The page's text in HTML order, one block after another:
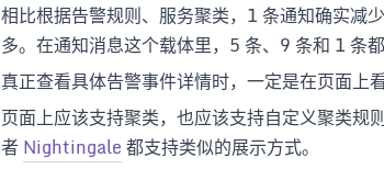
相比根据告警规则、服务聚类，1 条通知确实减
多。在通知消息这个载体里，5 条、9 条和 1 条
真正查看具体告警事件详情时，一定是在页面上
页面上应该支持聚类，也应该支持自定义聚类规
者Nightingale都支持类似的展示方式。